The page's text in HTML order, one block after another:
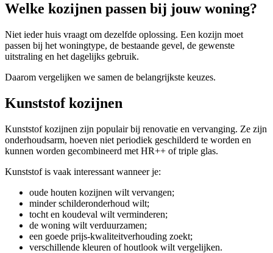
Welke kozijnen passen bij jouw woning?
Niet ieder huis vraagt om dezelfde oplossing. Een kozijn moet
passen bij het woningtype, de bestaande gevel, de gewenste
uitstraling en het dagelijks gebruik.
Daarom vergelijken we samen de belangrijkste keuzes.
Kunststof kozijnen
Kunststof kozijnen zijn populair bij renovatie en vervanging. Ze zijn
onderhoudsarm, hoeven niet periodiek geschilderd te worden en
kunnen worden gecombineerd met HR++ of triple glas.
Kunststof is vaak interessant wanneer je:
oude houten kozijnen wilt vervangen;
minder schilderonderhoud wilt;
tocht en koudeval wilt verminderen;
de woning wilt verduurzamen;
een goede prijs-kwaliteitverhouding zoekt;
verschillende kleuren of houtlook wilt vergelijken.